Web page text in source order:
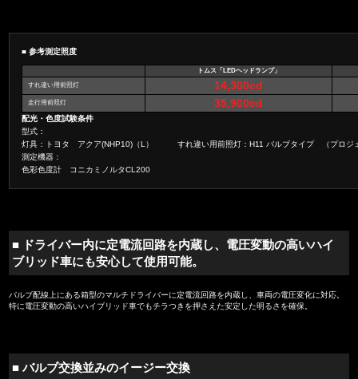
■ 参考測定照度
トムス「LEDヘッドランプ」
すれ違い用前照灯
14,300cd
走行用前照灯 35,900cd
配光・色度試験条件
型式：
灯具：トヨタ アクア(NHP10)（L） すれ違い用前照灯：H11 バルブタイプ （プロジェ
測定機器：
色彩色度計 コニカミノルタCL200
■ ドライバー内に定電流回路を内蔵し、電圧変動の高いハイ
ブリッド車にも安心して使用可能。
バルブ配線上にある箱型のマルチドライバーに定電流回路を内蔵し、車両の電圧変化に対応。
特に電圧変動の高いハイブリッド車でもチラつきを押さえた安定した明るさを確保。
■ バルブ交換並みのイージー交換